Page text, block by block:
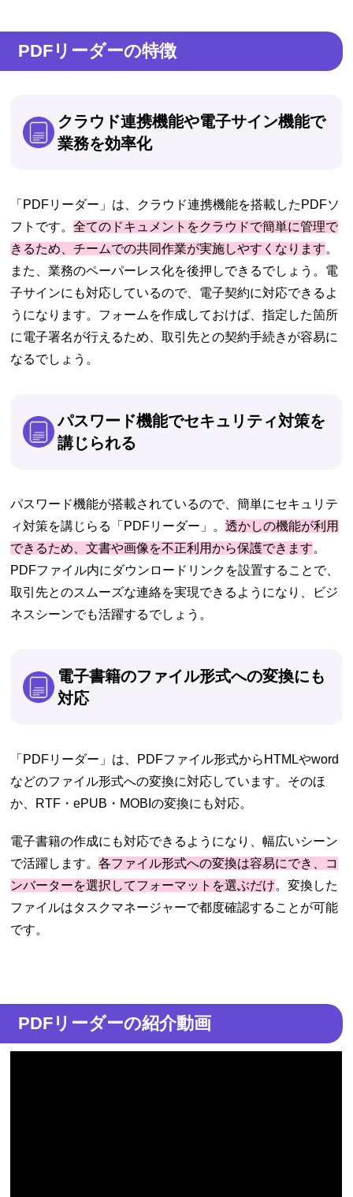
PDFリーダーの特徴
クラウド連携機能や電子サイン機能で
業務を効率化
「PDFリーダー」は、クラウド連携機能を搭載したPDFソ
フトです。全てのドキュメントをクラウドで簡単に管理で
きるため、チームでの共同作業が実施しやすくなります。
また、業務のペーパーレス化を後押しできるでしょう。電
子サインにも対応しているので、電子契約に対応できるよ
うになります。フォームを作成しておけば、指定した箇所
に電子署名が行えるため、取引先との契約手続きが容易に
なるでしょう。
パスワード機能でセキュリティ対策を
講じられる
パスワード機能が搭載されているので、簡単にセキュリテ
ィ対策を講じらる「PDFリーダー」。透かしの機能が利用
できるため、文書や画像を不正利用から保護できます。
PDFファイル内にダウンロードリンクを設置することで、
取引先とのスムーズな連絡を実現できるようになり、ビジ
ネスシーンでも活躍するでしょう。
電子書籍のファイル形式への変換にも
対応
「PDFリーダー」は、PDFファイル形式からHTMLやword
などのファイル形式への変換に対応しています。そのほ
か、RTF・ePUB・MOBIの変換にも対応。
電子書籍の作成にも対応できるようになり、幅広いシーン
で活躍します。各ファイル形式への変換は容易にでき、コ
ンバーターを選択してフォーマットを選ぶだけ。変換した
ファイルはタスクマネージャーで都度確認することが可能
です。
PDFリーダーの紹介動画